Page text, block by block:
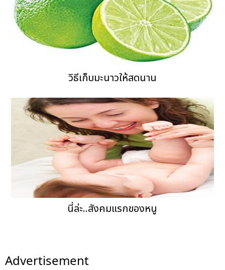
วิธีเก็บมะนาวให้สดนาน
นี่ล่ะ..สังคมแรกของหนู
Advertisement